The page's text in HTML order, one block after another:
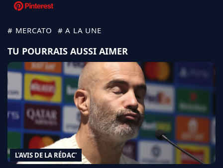
# MERCATO # A LA UNE
TU POURRAIS AUSSI AIMER
L'AVIS DE LA RÉDAC'